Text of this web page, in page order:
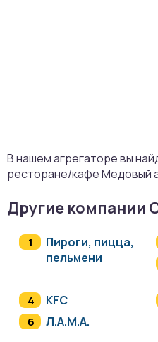
В нашем агрегаторе вы
ресторане/кафе Медовый
Другие компании
Пироги, пицца,
пельмени
KFC
Л.А.М.А.